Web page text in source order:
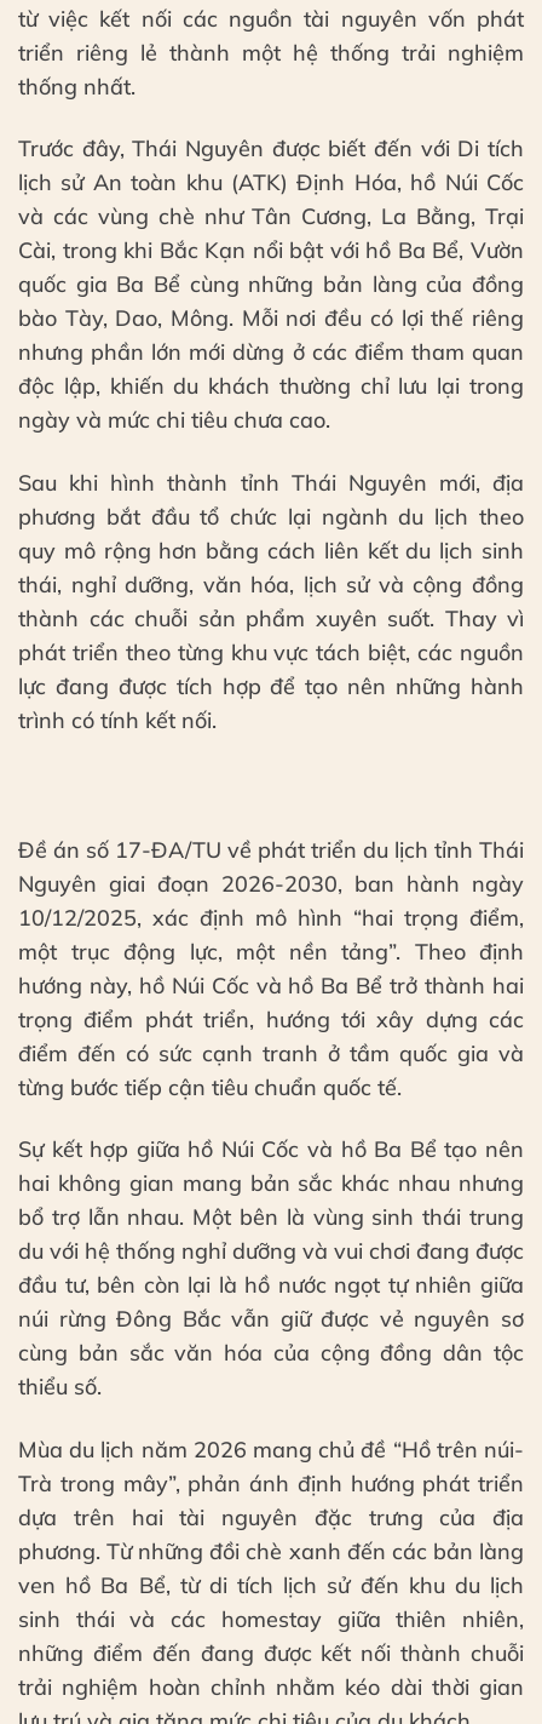
từ việc kết nối các nguồn tài nguyên vốn phát
triển riêng lẻ thành một hệ thống trải nghiệm
thống nhất.
Trước đây, Thái Nguyên được biết đến với Di tích
lịch sử An toàn khu (ATK) Định Hóa, hồ Núi Cốc
và các vùng chè như Tân Cương, La Bằng, Trại
Cài, trong khi Bắc Kạn nổi bật với hồ Ba Bể, Vườn
quốc gia Ba Bể cùng những bản làng của đồng
bào Tày, Dao, Mông. Mỗi nơi đều có lợi thế riêng
nhưng phần lớn mới dừng ở các điểm tham quan
độc lập, khiến du khách thường chỉ lưu lại trong
ngày và mức chi tiêu chưa cao.
Sau khi hình thành tỉnh Thái Nguyên mới, địa
phương bắt đầu tổ chức lại ngành du lịch theo
quy mô rộng hơn bằng cách liên kết du lịch sinh
thái, nghỉ dưỡng, văn hóa, lịch sử và cộng đồng
thành các chuỗi sản phẩm xuyên suốt. Thay vì
phát triển theo từng khu vực tách biệt, các nguồn
lực đang được tích hợp để tạo nên những hành
trình có tính kết nối.
Đề án số 17-ĐA/TU về phát triển du lịch tỉnh Thái
Nguyên giai đoạn 2026-2030, ban hành ngày
10/12/2025, xác định mô hình “hai trọng điểm,
một trục động lực, một nền tảng”. Theo định
hướng này, hồ Núi Cốc và hồ Ba Bể trở thành hai
trọng điểm phát triển, hướng tới xây dựng các
điểm đến có sức cạnh tranh ở tầm quốc gia và
từng bước tiếp cận tiêu chuẩn quốc tế.
Sự kết hợp giữa hồ Núi Cốc và hồ Ba Bể tạo nên
hai không gian mang bản sắc khác nhau nhưng
bổ trợ lẫn nhau. Một bên là vùng sinh thái trung
du với hệ thống nghỉ dưỡng và vui chơi đang được
đầu tư, bên còn lại là hồ nước ngọt tự nhiên giữa
núi rừng Đông Bắc vẫn giữ được vẻ nguyên sơ
cùng bản sắc văn hóa của cộng đồng dân tộc
thiểu số.
Mùa du lịch năm 2026 mang chủ đề “Hồ trên núi-
Trà trong mây”, phản ánh định hướng phát triển
dựa trên hai tài nguyên đặc trưng của địa
phương. Từ những đồi chè xanh đến các bản làng
ven hồ Ba Bể, từ di tích lịch sử đến khu du lịch
sinh thái và các homestay giữa thiên nhiên,
những điểm đến đang được kết nối thành chuỗi
trải nghiệm hoàn chỉnh nhằm kéo dài thời gian